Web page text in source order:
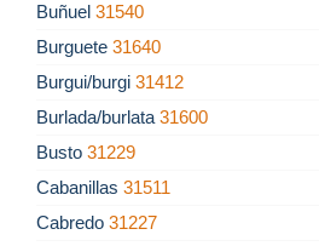
Buñuel 31540
Burguete 31640
Burgui/burgi 31412
Burlada/burlata 31600
Busto 31229
Cabanillas 31511
Cabredo 31227